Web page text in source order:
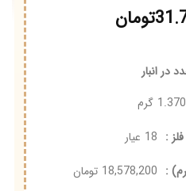
تومان
1.370 گرم
:
18 عیار
18,578,200 تومان